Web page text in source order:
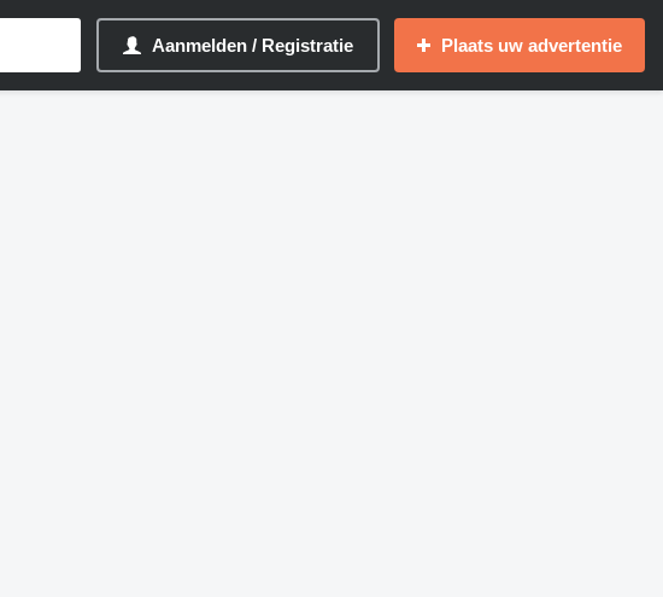
Aanmelden / Registratie Plaats uw advertentie